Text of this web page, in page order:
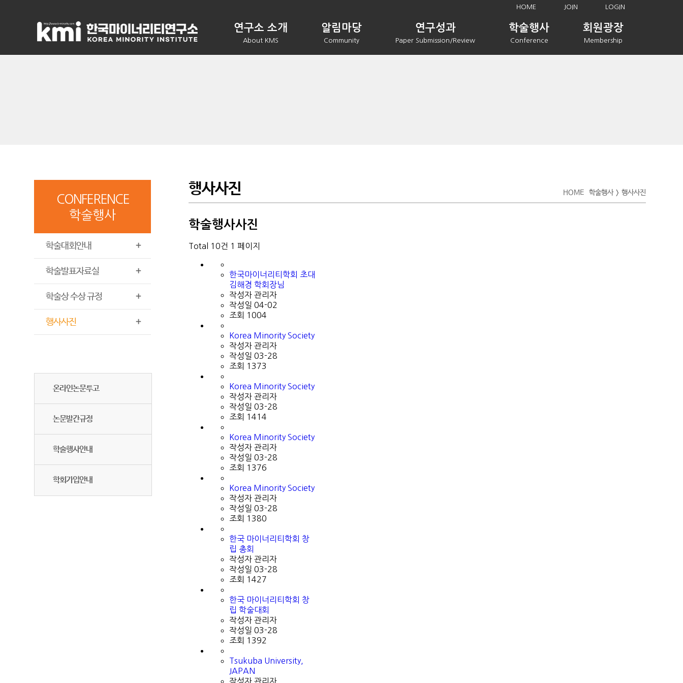
HOME JOIN LOGIN
연구소 소개
About KMS
알림마당
Community
연구성과
Paper Submission/Review
학술행사
Conference
회원광장
Membership
CONFERENCE
학술행사
학술대회안내
학술발표자료실
학술상 수상 규정
행사사진
온라인논문투고
논문발간규정
학술행사안내
학회가입안내
행사사진 HOME 학술행사 행사사진
학술행사사진
Total 10건 1 페이지
한국마이너리티학회 초대
김해경 학회장님
작성자 관리자
작성일 04-02
조회
1004
Korea Minority Society
작성자 관리자
작성일 03-28
조회
1373
Korea Minority Society
작성자 관리자
작성일 03-28
조회
1414
Korea Minority Society
작성자 관리자
작성일 03-28
조회
1376
Korea Minority Society
작성자 관리자
작성일 03-28
조회
1380
한국 마이너리티학회 창
립 총회
작성자 관리자
작성일 03-28
조회
1427
한국 마이너리티학회 창
립 학술대회
작성자 관리자
작성일 03-28
조회
1392
Tsukuba University,
JAPAN
작성자 관리자